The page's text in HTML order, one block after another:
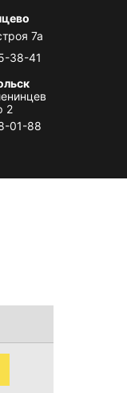
7а
38-41
2
01-88